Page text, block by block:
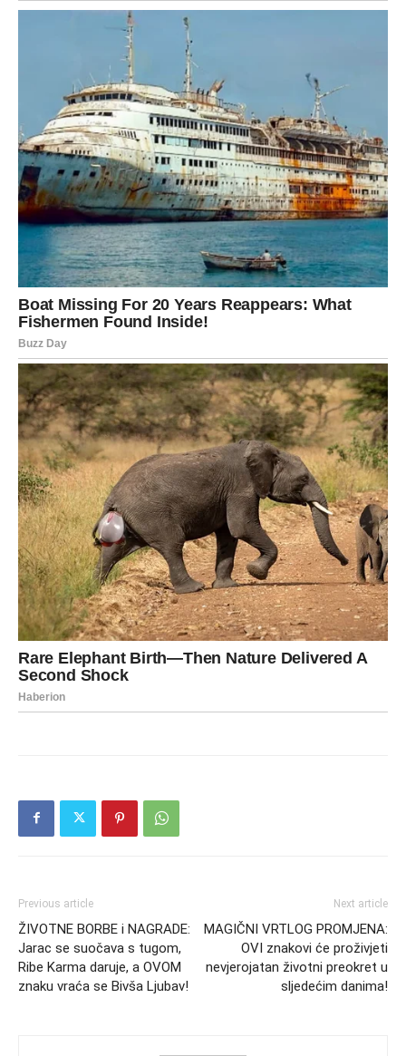
Previous article
ŽIVOTNE BORBE i NAGRADE:
Jarac se suočava s tugom,
Ribe Karma daruje, a OVOM
znaku vraća se Bivša Ljubav!
Next article
MAGIČNI VRTLOG PROMJENA:
OVI znakovi će proživjeti
nevjerojatan životni preokret u
sljedećim danima!